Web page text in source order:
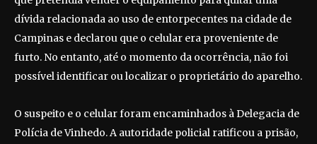
dívida relacionada ao uso de entorpecentes na cidade de
Campinas e declarou que o celular era proveniente de
furto. No entanto, até o momento da ocorrência, não foi
possível identificar ou localizar o proprietário do aparelho.
O suspeito e o celular foram encaminhados à Delegacia de
Polícia de Vinhedo. A autoridade policial ratificou a prisão,